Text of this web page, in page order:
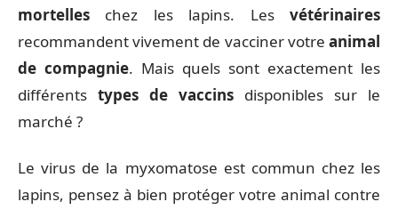
mortelles chez les lapins. Les vétérinaires
recommandent vivement de vacciner votre animal
de compagnie. Mais quels sont exactement les
différents types de vaccins disponibles sur le
marché ?
Le virus de la myxomatose est commun chez les
lapins, pensez à bien protéger votre animal contre